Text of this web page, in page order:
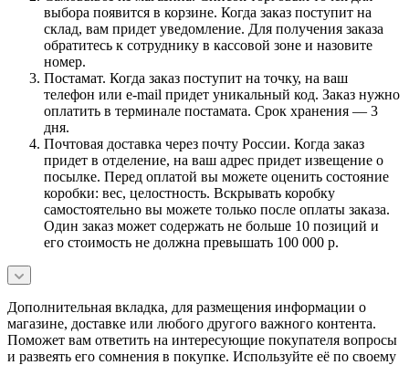
выбора появится в корзине. Когда заказ поступит на
склад, вам придет уведомление. Для получения заказа
обратитесь к сотруднику в кассовой зоне и назовите
номер.
Постамат. Когда заказ поступит на точку, на ваш
телефон или e-mail придет уникальный код. Заказ нужно
оплатить в терминале постамата. Срок хранения — 3
дня.
Почтовая доставка через почту России. Когда заказ
придет в отделение, на ваш адрес придет извещение о
посылке. Перед оплатой вы можете оценить состояние
коробки: вес, целостность. Вскрывать коробку
самостоятельно вы можете только после оплаты заказа.
Один заказ может содержать не больше 10 позиций и
его стоимость не должна превышать 100 000 р.
Дополнительная вкладка, для размещения информации о
магазине, доставке или любого другого важного контента.
Поможет вам ответить на интересующие покупателя вопросы
и развеять его сомнения в покупке. Используйте её по своему